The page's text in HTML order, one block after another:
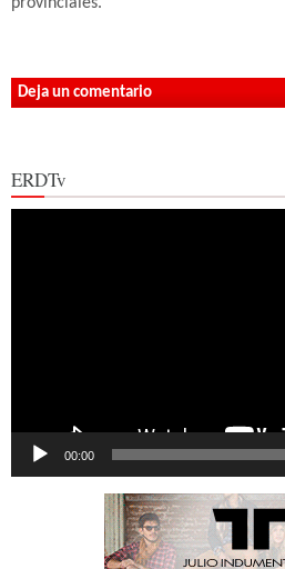
Deja un comentario
ERDTv
00:00